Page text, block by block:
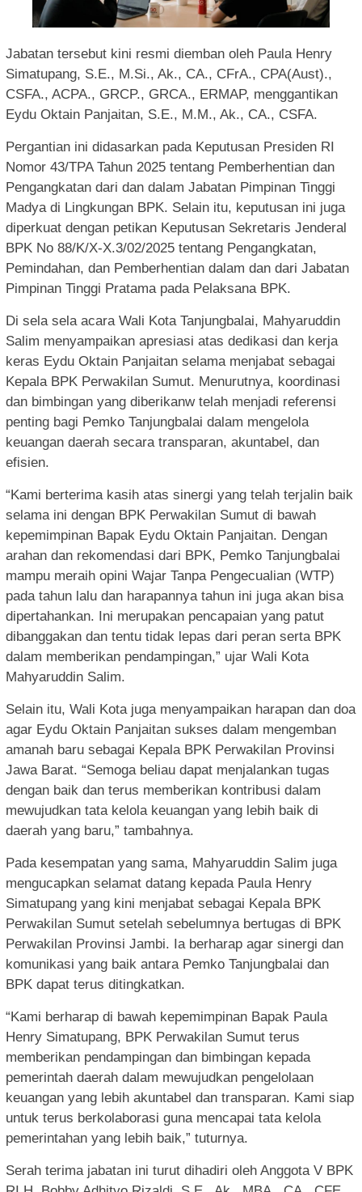
Jabatan tersebut kini resmi diemban oleh Paula Henry
Simatupang, S.E., M.Si., Ak., CA., CFrA., CPA(Aust).,
CSFA., ACPA., GRCP., GRCA., ERMAP, menggantikan
Eydu Oktain Panjaitan, S.E., M.M., Ak., CA., CSFA.
Pergantian ini didasarkan pada Keputusan Presiden RI
Nomor 43/TPA Tahun 2025 tentang Pemberhentian dan
Pengangkatan dari dan dalam Jabatan Pimpinan Tinggi
Madya di Lingkungan BPK. Selain itu, keputusan ini juga
diperkuat dengan petikan Keputusan Sekretaris Jenderal
BPK No 88/K/X-X.3/02/2025 tentang Pengangkatan,
Pemindahan, dan Pemberhentian dalam dan dari Jabatan
Pimpinan Tinggi Pratama pada Pelaksana BPK.
Di sela sela acara Wali Kota Tanjungbalai, Mahyaruddin
Salim menyampaikan apresiasi atas dedikasi dan kerja
keras Eydu Oktain Panjaitan selama menjabat sebagai
Kepala BPK Perwakilan Sumut. Menurutnya, koordinasi
dan bimbingan yang diberikanw telah menjadi referensi
penting bagi Pemko Tanjungbalai dalam mengelola
keuangan daerah secara transparan, akuntabel, dan
efisien.
“Kami berterima kasih atas sinergi yang telah terjalin baik
selama ini dengan BPK Perwakilan Sumut di bawah
kepemimpinan Bapak Eydu Oktain Panjaitan. Dengan
arahan dan rekomendasi dari BPK, Pemko Tanjungbalai
mampu meraih opini Wajar Tanpa Pengecualian (WTP)
pada tahun lalu dan harapannya tahun ini juga akan bisa
dipertahankan. Ini merupakan pencapaian yang patut
dibanggakan dan tentu tidak lepas dari peran serta BPK
dalam memberikan pendampingan,” ujar Wali Kota
Mahyaruddin Salim.
Selain itu, Wali Kota juga menyampaikan harapan dan doa
agar Eydu Oktain Panjaitan sukses dalam mengemban
amanah baru sebagai Kepala BPK Perwakilan Provinsi
Jawa Barat. “Semoga beliau dapat menjalankan tugas
dengan baik dan terus memberikan kontribusi dalam
mewujudkan tata kelola keuangan yang lebih baik di
daerah yang baru,” tambahnya.
Pada kesempatan yang sama, Mahyaruddin Salim juga
mengucapkan selamat datang kepada Paula Henry
Simatupang yang kini menjabat sebagai Kepala BPK
Perwakilan Sumut setelah sebelumnya bertugas di BPK
Perwakilan Provinsi Jambi. Ia berharap agar sinergi dan
komunikasi yang baik antara Pemko Tanjungbalai dan
BPK dapat terus ditingkatkan.
“Kami berharap di bawah kepemimpinan Bapak Paula
Henry Simatupang, BPK Perwakilan Sumut terus
memberikan pendampingan dan bimbingan kepada
pemerintah daerah dalam mewujudkan pengelolaan
keuangan yang lebih akuntabel dan transparan. Kami siap
untuk terus berkolaborasi guna mencapai tata kelola
pemerintahan yang lebih baik,” tuturnya.
Serah terima jabatan ini turut dihadiri oleh Anggota V BPK